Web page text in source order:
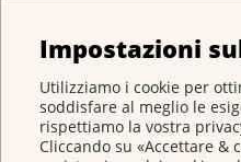
Impostazioni
Utilizziamo i cookie per
soddisfare al meglio le
rispettiamo la vostra
Cliccando su «Accettare &
psichiatri, infermieri,
operatori pastorale.
Il supporto
sedute di consulenza.
tutte le fasi della